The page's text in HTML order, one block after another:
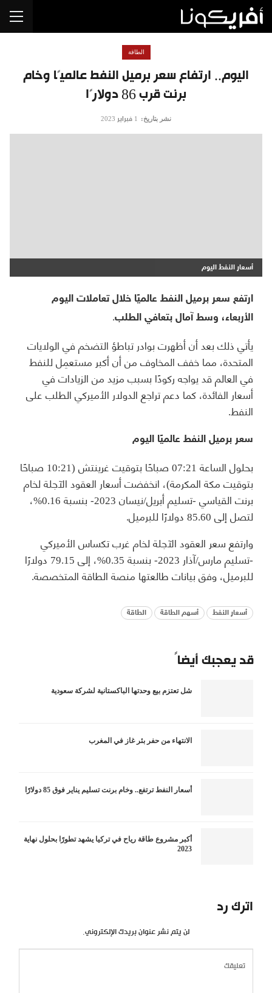
اليوم.. ارتفاع سعر برميل النفط عالميًا وخام
برنت قرب 86 دولارًا
الطاقة
نشر بتاريخ: 1 فبراير 2023
أسعار النفط اليوم
ارتفع سعر برميل النفط عالميًا خلال تعاملات اليوم
الأربعاء، وسط آمال بتعافي الطلب.
يأتي ذلك بعد أن أظهرت بوادر تباطؤ التضخم في الولايات
المتحدة، مما خفف المخاوف من أن أكبر مستعمِل للنفط
في العالم قد يواجه ركودًا بسبب مزيد من الزيادات في
أسعار الفائدة، كما دعم تراجع الدولار الأميركي الطلب على
النفط.
سعر برميل النفط عالميًا اليوم
بحلول الساعة 07:21 صباحًا بتوقيت غرينتش (10:21 صباحًا
بتوقيت مكة المكرمة)، انخفضت أسعار العقود الآجلة لخام
برنت القياسي -تسليم أبريل/نيسان 2023- بنسبة 0.16%،
لتصل إلى 85.60 دولارًا للبرميل.
وارتفع سعر العقود الآجلة لخام غرب تكساس الأميركي
-تسليم مارس/آذار 2023- بنسبة 0.35%، إلى 79.15 دولارًا
للبرميل، وفق بيانات طالعتها منصة الطاقة المتخصصة.
أسعار النفط أسهم الطاقة الطاقة
قد يعجبك أيضاً
شل تعتزم بيع وحدتها الباكستانية لشركة سعودية
الانتهاء من حفر بئر غاز في المغرب
أسعار النفط ترتفع.. وخام برنت تسليم يناير فوق 85 دولارًا
أكبر مشروع طاقة رياح في تركيا يشهد تطورًا بحلول نهاية
2023
اترك رد
لن يتم نشر عنوان بريدك الإلكتروني.